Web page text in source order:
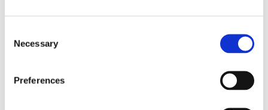
Selection
Necessary
Preferences